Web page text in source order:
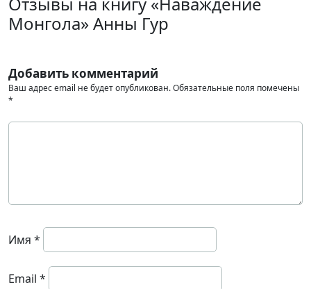
Монгола» Анны Гур
Добавить комментарий
Ваш адрес email не будет опубликован.Обязательные поля помечены
*
Имя *
Email *